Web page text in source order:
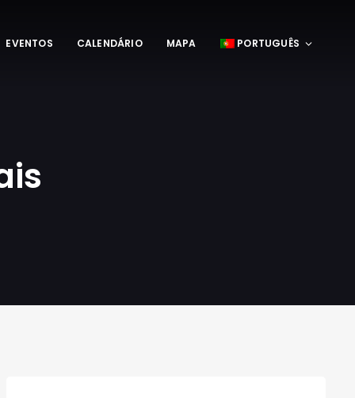
EVENTOS CALENDÁRIO MAPA PORTUGUÊS